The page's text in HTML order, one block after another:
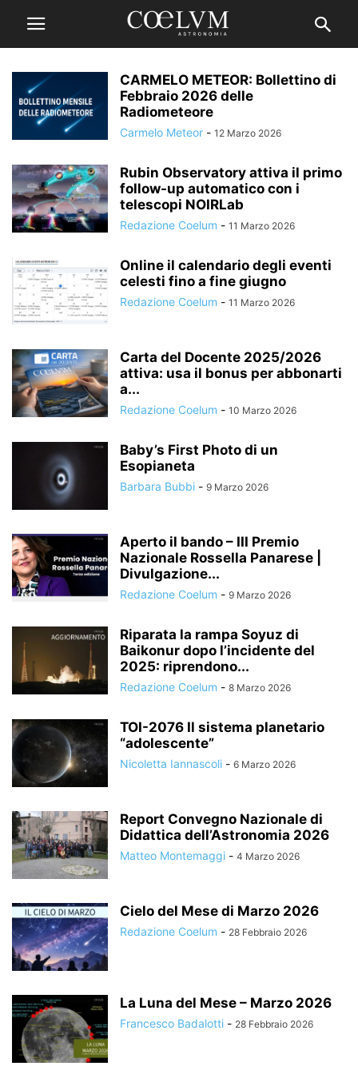
CARMELO METEOR: Bollettino di
Febbraio 2026 delle
Radiometeore
Carmelo Meteor - 12 Marzo 2026
Rubin Observatory attiva il primo
follow-up automatico con i
telescopi NOIRLab
Redazione Coelum - 11 Marzo 2026
Online il calendario degli eventi
celesti fino a fine giugno
Redazione Coelum - 11 Marzo 2026
Carta del Docente 2025/2026
attiva: usa il bonus per abbonarti
a...
Redazione Coelum - 10 Marzo 2026
Baby’s First Photo di un
Esopianeta
Barbara Bubbi - 9 Marzo 2026
Aperto il bando – III Premio
Nazionale Rossella Panarese |
Divulgazione...
Redazione Coelum - 9 Marzo 2026
Riparata la rampa Soyuz di
Baikonur dopo l’incidente del
2025: riprendono...
Redazione Coelum - 8 Marzo 2026
TOI-2076 Il sistema planetario
“adolescente”
Nicoletta Iannascoli - 6 Marzo 2026
Report Convegno Nazionale di
Didattica dell’Astronomia 2026
Matteo Montemaggi - 4 Marzo 2026
Cielo del Mese di Marzo 2026
Redazione Coelum - 28 Febbraio 2026
La Luna del Mese – Marzo 2026
Francesco Badalotti - 28 Febbraio 2026